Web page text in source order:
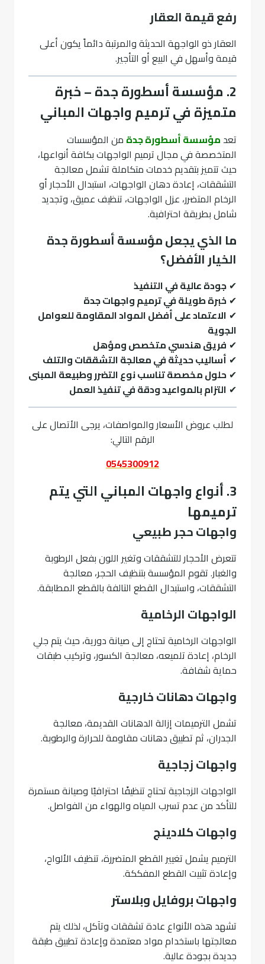
رفع قيمة العقار
العقار ذو الواجهة الحديثة والمرتبة دائماً يكون أعلى
قيمة وأسهل في البيع أو التأجير.
2. مؤسسة أسطورة جدة – خبرة
متميزة في ترميم واجهات المباني
تعد مؤسسة أسطورة جدة من المؤسسات
المتخصصة في مجال ترميم الواجهات بكافة أنواعها،
حيث تتميز بتقديم خدمات متكاملة تشمل معالجة
التشققات، إعادة دهان الواجهات، استبدال الأحجار أو
الرخام المتضرر، عزل الواجهات، تنظيف عميق، وتجديد
شامل بطريقة احترافية.
ما الذي يجعل مؤسسة أسطورة جدة
الخيار الأفضل؟
✔ جودة عالية في التنفيذ
✔ خبرة طويلة في ترميم واجهات جدة
✔ الاعتماد على أفضل المواد المقاومة للعوامل
الجوية
✔ فريق هندسي متخصص ومؤهل
✔ أساليب حديثة في معالجة التشققات والتلف
✔ حلول مخصصة تناسب نوع التضرر وطبيعة المبنى
✔ التزام بالمواعيد ودقة في تنفيذ العمل
لطلب عروض الأسعار والمواصفات، يرجى الأتصال على
الرقم التالي:
0545300912
3. أنواع واجهات المباني التي يتم
ترميمها
واجهات حجر طبيعي
تتعرض الأحجار للتشققات وتغير اللون بفعل الرطوبة
والغبار. تقوم المؤسسة بتنظيف الحجر، معالجة
التشققات، واستبدال القطع التالفة بالقطع المطابقة.
الواجهات الرخامية
الواجهات الرخامية تحتاج إلى صيانة دورية، حيث يتم جلي
الرخام، إعادة تلميعه، معالجة الكسور، وتركيب طبقات
حماية شفافة.
واجهات دهانات خارجية
تشمل الترميمات إزالة الدهانات القديمة، معالجة
الجدران، ثم تطبيق دهانات مقاومة للحرارة والرطوبة.
واجهات زجاجية
الواجهات الزجاجية تحتاج تنظيفًا احترافيًا وصيانة مستمرة
للتأكد من عدم تسرب المياه والهواء من الفواصل.
واجهات كلادينج
الترميم يشمل تغيير القطع المتضررة، تنظيف الألواح،
وإعادة تثبيت القطع المفككة.
واجهات بروفايل وبلاستر
تشهد هذه الأنواع عادة تشققات وتآكل، لذلك يتم
معالجتها باستخدام مواد معتمدة وإعادة تطبيق طبقة
جديدة بجودة عالية.